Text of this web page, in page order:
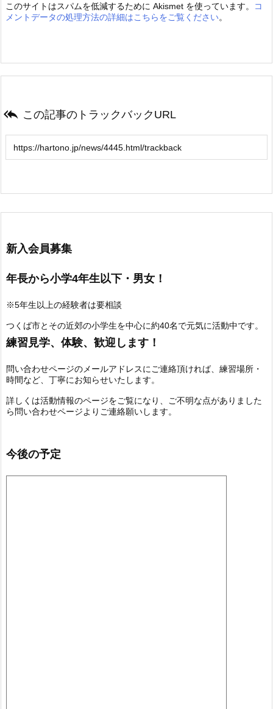
このサイトはスパムを低減するために Akismet を使っています。
コ
メントデータの処理方法の詳細はこちらをご覧ください。
 この記事のトラックバックURL
新入会員募集
年長から小学4年生以下・男女！
※5年生以上の経験者は要相談
つくば市とその近郊の小学生を中心に約40名で元気に活動中です。
練習見学、体験、歓迎します！
問い合わせページのメールアドレスにご連絡頂ければ、練習場所・
時間など、丁寧にお知らせいたします。
詳しくは活動情報のページをご覧になり、ご不明な点がありました
ら問い合わせページよりご連絡願いします。
今後の予定